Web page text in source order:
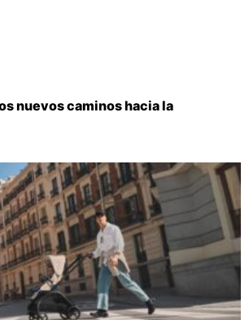
nuevos caminos hacia la